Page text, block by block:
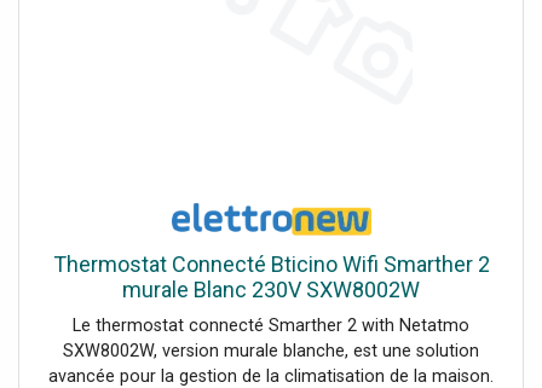
Thermostat Connecté Bticino Wifi Smarther 2
murale Blanc 230V SXW8002W
Le thermostat connecté Smarther 2 with Netatmo
SXW8002W, version murale blanche, est une solution
avancée pour la gestion de la climatisation de la maison.